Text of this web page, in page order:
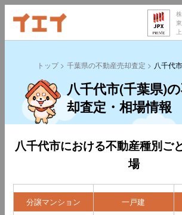
トップ 千葉県の不動産売却査定 八千代
八千代市(千葉県)
却査定・相場情報
八千代市における不動産種別ご
場
分譲マンション 一戸建